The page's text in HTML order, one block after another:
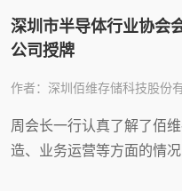
深圳市半导体行业协会
公司授牌
作者：深圳佰维存储科技股份
周会长一行认真了解了佰
造、业务运营等方面的情